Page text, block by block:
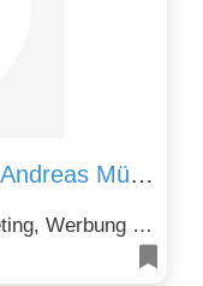
Webdesign & Grafikdesign Andreas Münch
Kunst, Kultur, Design und Marketing, Werbung und PR